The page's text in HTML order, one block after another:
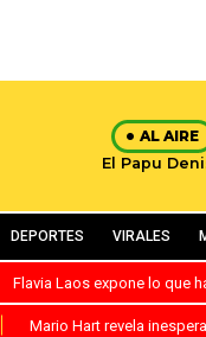
AL AIRE
El Papu
DEPORTES VIRALES
Flavia Laos expone lo que
Mario Hart revela